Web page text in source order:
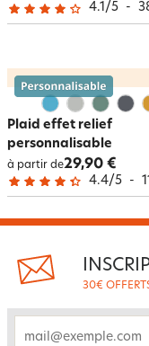
4.1/5 -
Plaid effet relief
personnalisable
à partir de29,90 €
4.4/5 -
30€